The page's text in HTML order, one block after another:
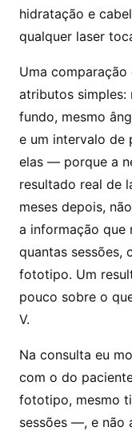
hidratação e
qualquer laser
Uma
atributos simples:
fundo, mesmo
e um intervalo de
elas — porque a
resultado real de
meses depois,
a informação que
quantas sessões,
fototipo. Um
pouco sobre o
V.
Na consulta eu
com o do
fototipo, mesmo
sessões —, e não